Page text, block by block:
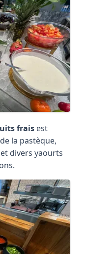
fraisest
la pastèque,
divers yaourts